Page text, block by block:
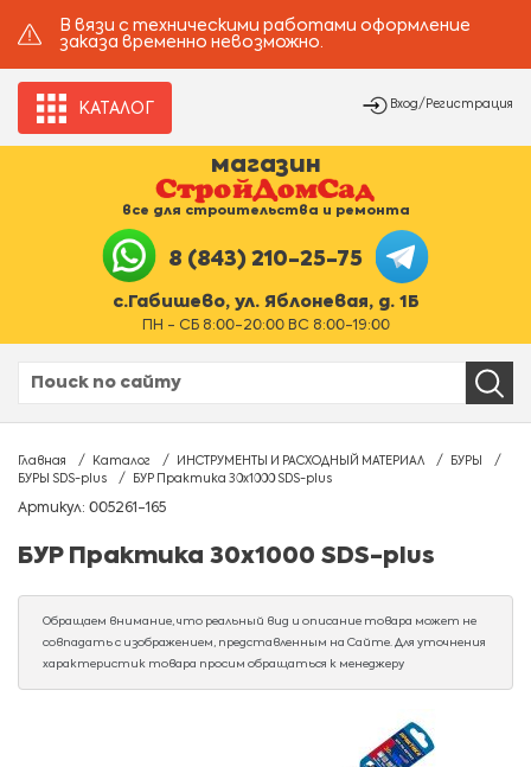
В вязи с техническими работами оформление
заказа временно невозможно.
КАТАЛОГ Вход/Регистрация
магазин
все для строительства и ремонта
8 (843) 210-25-75
с.Габишево, ул. Яблоневая, д. 1Б
ПН - СБ 8:00-20:00 ВС 8:00-19:00
Главная Каталог ИНСТРУМЕНТЫ И РАСХОДНЫЙ МАТЕРИАЛ
БУРЫ
БУРЫ SDS-plus
БУР Практика 30х1000 SDS-plus
Артикул: 005261-165
БУР Практика 30х1000 SDS-plus
Обращаем внимание, что реальный вид и описание товара может не
совпадать с изображением, представленным на Сайте. Для уточнения
характеристик товара просим обращаться к менеджеру